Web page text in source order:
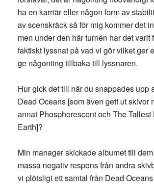
ha en karriär eller någon form av
av scenskräck så för mig kommer det
men under den här turnén har det varit
faktiskt lyssnat på vad vi gör vilket ger
ge någonting tillbaka till lyssnaren.
Hur gick det till när du snappades upp
Dead Oceans [som även gett ut skivor
annat Phosphorescent och The Tallest
Earth]?
Min manager skickade albumet till
massa negativ respons från andra
vi plötsligt ett samtal från Dead